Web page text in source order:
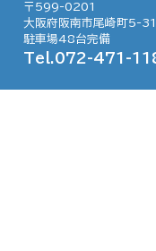
〒599-0201
大阪府阪南市尾崎町5-
駐車場48台完備
Tel.072-471-